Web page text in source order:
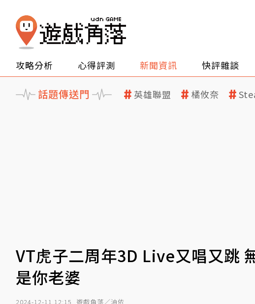
攻略分析 心得評測 新聞資訊 快評雜談
話題傳送門 英雄聯盟 橘攸奈
VT虎子二周年3D Live又唱又跳
是你老婆
2024-12-11 12:15 遊戲角落／油依